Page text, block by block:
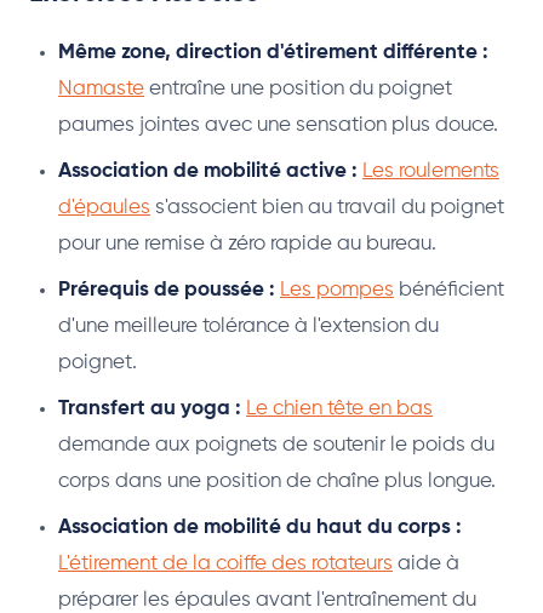
Même zone, direction d'étirement différente :
Namaste entraîne une position du poignet
paumes jointes avec une sensation plus douce.
Association de mobilité active : Les roulements
d'épaules s'associent bien au travail du poignet
pour une remise à zéro rapide au bureau.
Prérequis de poussée : Les pompes bénéficient
d'une meilleure tolérance à l'extension du
poignet.
Transfert au yoga : Le chien tête en bas
demande aux poignets de soutenir le poids du
corps dans une position de chaîne plus longue.
Association de mobilité du haut du corps :
L'étirement de la coiffe des rotateurs aide à
préparer les épaules avant l'entraînement du